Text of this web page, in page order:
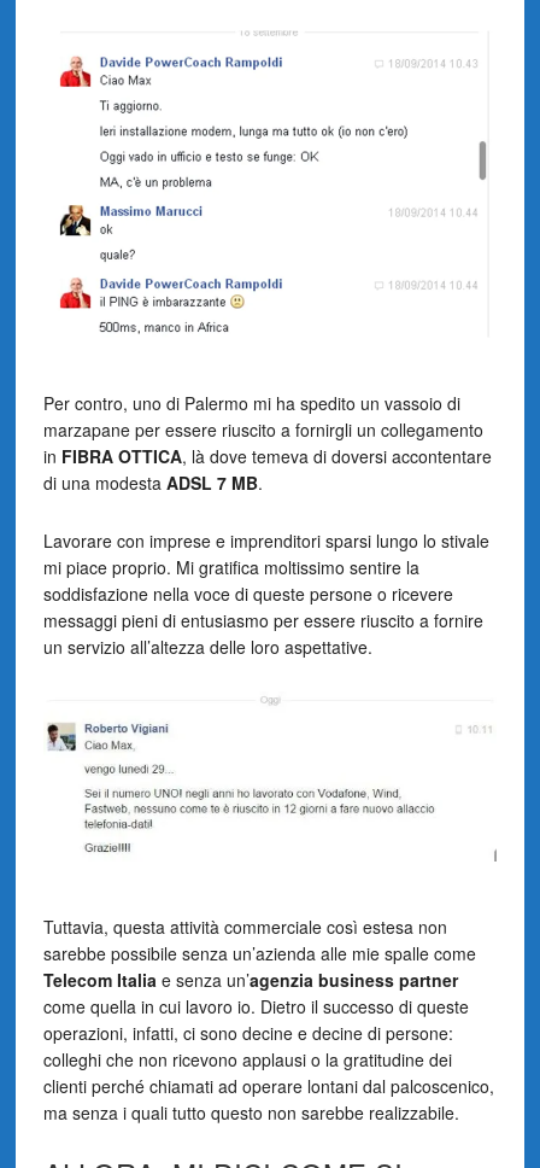
Per contro, uno di Palermo mi ha spedito un vassoio di
marzapane per essere riuscito a fornirgli un collegamento
in FIBRA OTTICA, là dove temeva di doversi accontentare
di una modesta ADSL 7 MB.
Lavorare con imprese e imprenditori sparsi lungo lo stivale
mi piace proprio. Mi gratifica moltissimo sentire la
soddisfazione nella voce di queste persone o ricevere
messaggi pieni di entusiasmo per essere riuscito a fornire
un servizio all’altezza delle loro aspettative.
Tuttavia, questa attività commerciale così estesa non
sarebbe possibile senza un’azienda alle mie spalle come
Telecom Italiae senza un’agenzia business partner
come quella in cui lavoro io. Dietro il successo di queste
operazioni, infatti, ci sono decine e decine di persone:
colleghi che non ricevono applausi o la gratitudine dei
clienti perché chiamati ad operare lontani dal palcoscenico,
ma senza i quali tutto questo non sarebbe realizzabile.